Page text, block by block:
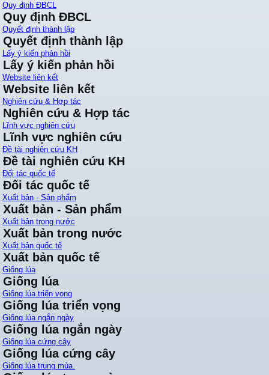
Quy định ĐBCL
Quy định ĐBCL
Quyết định thành lập
Quyết định thành lập
Lấy ý kiến phản hồi
Lấy ý kiến phản hồi
Website liên kết
Website liên kết
Nghiên cứu & Hợp tác
Nghiên cứu & Hợp tác
Lĩnh vực nghiên cứu
Lĩnh vực nghiên cứu
Đề tài nghiên cứu KH
Đề tài nghiên cứu KH
Đối tác quốc tế
Đối tác quốc tế
Xuất bản - Sản phẩm
Xuất bản - Sản phẩm
Xuất bản trong nước
Xuất bản trong nước
Xuất bản quốc tế
Xuất bản quốc tế
Giống lúa
Giống lúa
Giống lúa triển vọng
Giống lúa triển vọng
Giống lúa ngắn ngày
Giống lúa ngắn ngày
Giống lúa cứng cây
Giống lúa cứng cây
Giống lúa trung mùa.